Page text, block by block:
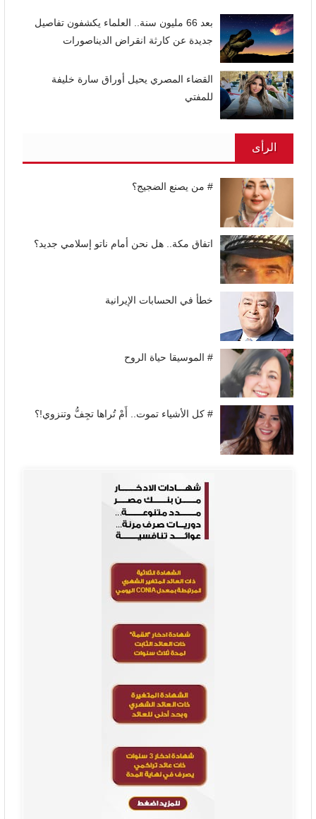
بعد 66 مليون سنة.. العلماء يكشفون تفاصيل
جديدة عن كارثة انقراض الديناصورات
القضاء المصري يحيل أوراق سارة خليفة
للمفتي
الرأى
# من يصنع الضجيج؟
اتفاق مكة.. هل نحن أمام ناتو إسلامي جديد؟
خطأ في الحسابات الإيرانية
# الموسيقا حياة الروح
# كل الأشياء تموت.. أَمْ تُراها تجِفُّ وتنزوي!؟